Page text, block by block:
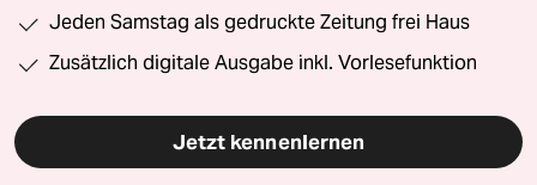
Jeden Samstag als gedruckte Zeitung frei Haus
Zusätzlich digitale Ausgabe inkl. Vorlesefunktion
Jetzt kennenlernen